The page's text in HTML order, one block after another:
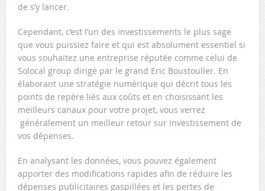
de s’y lancer.
Cependant, c’est l’un des investissements le plus sage
que vous puissiez faire et qui est absolument essentiel si
vous souhaitez une entreprise réputée comme celui de
Solocal group dirigé par le grand Eric Boustouller. En
élaborant une stratégie numérique qui décrit tous les
points de repère liés aux coûts et en choisissant les
meilleurs canaux pour votre projet, vous verrez
généralement un meilleur retour sur investissement de
vos dépenses.
En analysant les données, vous pouvez également
apporter des modifications rapides afin de réduire les
dépenses publicitaires gaspillées et les pertes de